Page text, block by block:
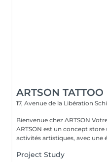
ARTSON TATTOO
17, Avenue de la Libération
Bienvenue chez ARTSON Votre Univers Artistique et Créatif
ARTSON est un concept
activités artistiques, avec une
Project Study